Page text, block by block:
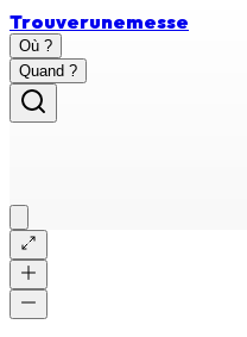
Trouverunemesse
Où ?
Quand ?